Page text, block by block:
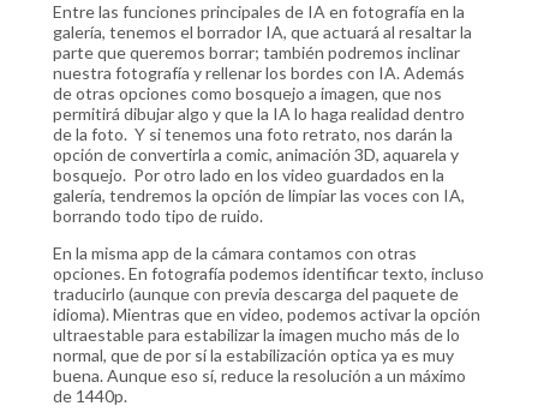
Entre las funciones principales de IA en fotografía en la
galería, tenemos el borrador IA, que actuará al resaltar la
parte que queremos borrar; también podremos inclinar
nuestra fotografía y rellenar los bordes con IA. Además
de otras opciones como bosquejo a imagen, que nos
permitirá dibujar algo y que la IA lo haga realidad dentro
de la foto. Y si tenemos una foto retrato, nos darán la
opción de convertirla a comic, animación 3D, aquarela y
bosquejo. Por otro lado en los video guardados en la
galería, tendremos la opción de limpiar las voces con IA,
borrando todo tipo de ruido.
En la misma app de la cámara contamos con otras
opciones. En fotografía podemos identificar texto, incluso
traducirlo (aunque con previa descarga del paquete de
idioma). Mientras que en video, podemos activar la opción
ultraestable para estabilizar la imagen mucho más de lo
normal, que de por sí la estabilización optica ya es muy
buena. Aunque eso sí, reduce la resolución a un máximo
de 1440p.